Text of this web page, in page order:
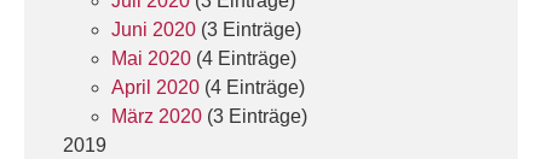
Juni 2020 (3 Einträge)
Mai 2020 (4 Einträge)
April 2020 (4 Einträge)
März 2020 (3 Einträge)
2019